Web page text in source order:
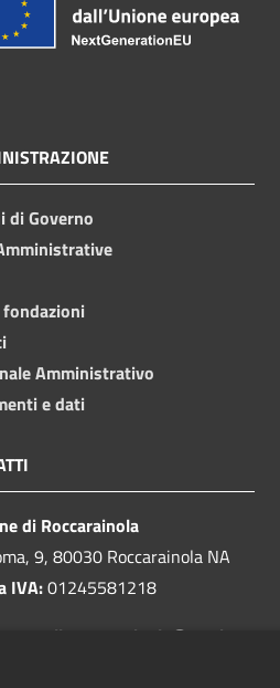
di Governo
Amministrativo
e dati
di Roccarainola
9, 80030 Roccarainola NA
IVA:01245581218
protocollo.roccarainola@pec.it